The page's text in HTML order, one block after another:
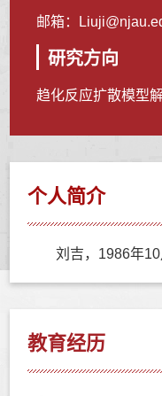
邮箱：
研究方向
趋化反应扩散模型
个人简介
刘吉，1986年10
教育经历